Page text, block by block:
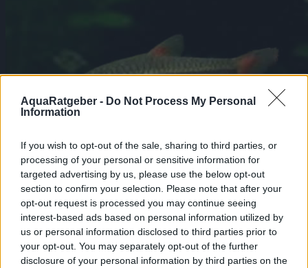
AquaRatgeber - Do Not Process My Personal
Information
If you wish to opt-out of the sale, sharing to third parties, or
processing of your personal or sensitive information for
targeted advertising by us, please use the below opt-out
section to confirm your selection. Please note that after your
opt-out request is processed you may continue seeing
interest-based ads based on personal information utilized by
us or personal information disclosed to third parties prior to
your opt-out. You may separately opt-out of the further
disclosure of your personal information by third parties on the
Rotflossen Zwergbärbling – Rasbora
rubrodorsalis